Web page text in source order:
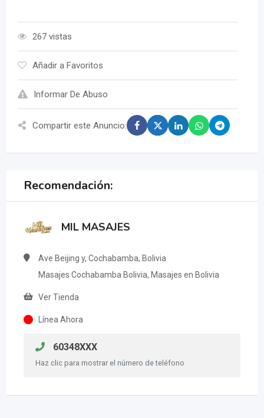
267 vistas
Añadir a Favoritos
Informar De Abuso
Compartir este Anuncio:
Recomendación:
MIL MASAJES
Ave Beijing y, Cochabamba, Bolivia
Masajes Cochabamba Bolivia, Masajes en Bolivia
Ver Tienda
Línea Ahora
60348XXX
Haz clic para mostrar el número de teléfono